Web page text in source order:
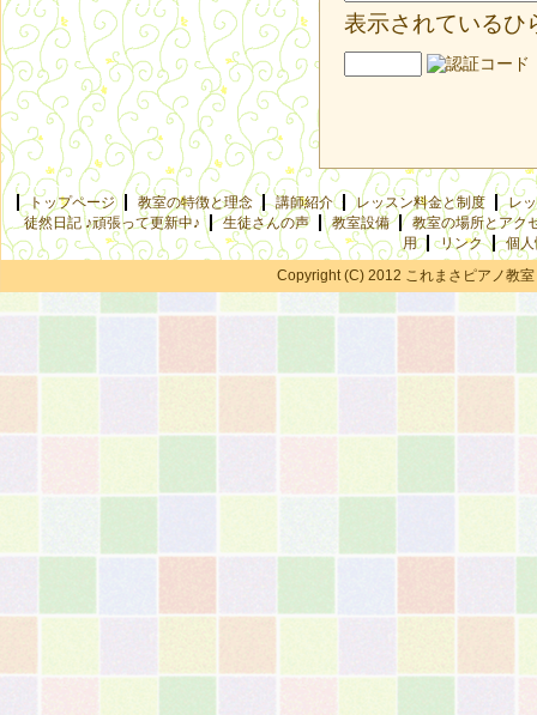
表示されているひ
トップページ 教室の特徴と理念 講師紹介 レッスン料金と制度
レ
徒然日記 ♪頑張って更新中♪
生徒さんの声 教室設備
教室の場所とアク
用
リンク
個
Copyright (C) 2012 これまさピアノ教